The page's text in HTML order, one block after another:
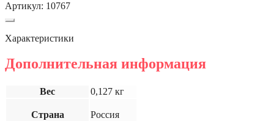
Артикул: 10767
Характеристики
Дополнительная информация
Вес 0,127 кг
Страна Россия